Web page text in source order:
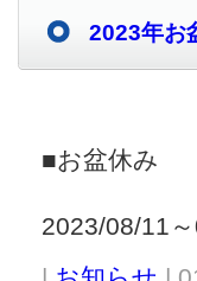
2023年お
■お盆休み
2023/08/11